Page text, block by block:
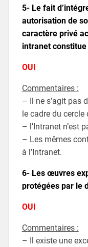
5- Le fait
autorisation de
caractère privé
intranet constitue
OUI
Commentaires :
– Il ne s’agit pas
le cadre du cercle
– l’Intranet n’est
– Les mêmes
à l’Intranet.
6- Les œuvres
protégées par le
OUI
Commentaires :
– Il existe une